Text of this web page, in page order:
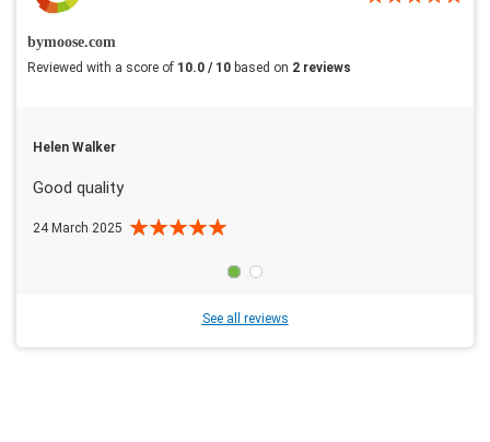
bymoose.com
Reviewed with a score of 10.0 / 10 based on 2 reviews
Helen Walker
Good quality
24 March 2025
See all reviews